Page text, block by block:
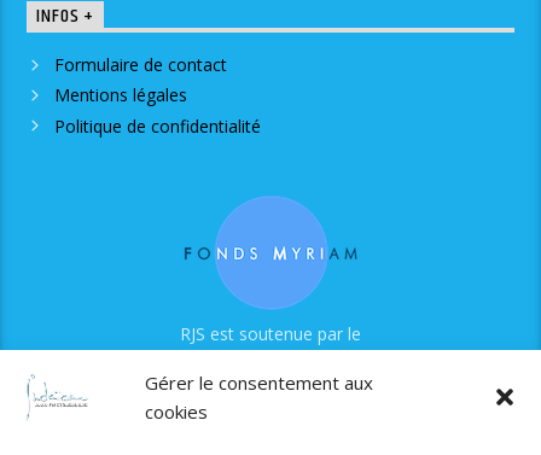
Gérer le consentement aux
cookies
INFOS +
Formulaire de contact
Mentions légales
Politique de confidentialité
RJS est soutenue par le